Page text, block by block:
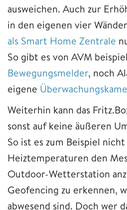
ausweichen. Auch zur
in den eigenen vier
als Smart Home Zentrale
So gibt es von AVM
Bewegungsmelder, noch
eigene
Weiterhin kann das
sonst auf keine äußeren
So ist es zum Beispiel
Heiztemperaturen den
Outdoor-Wetterstation
Geofencing zu erkennen,
abwesend sind. Doch wer